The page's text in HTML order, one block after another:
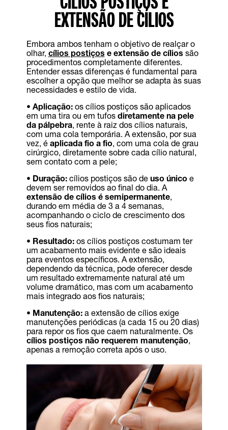
EXTENSÃO DE CÍLIOS
Embora ambos tenham o objetivo de realçar o
olhar, cílios postiços e extensão de cílios são
procedimentos completamente diferentes.
Entender essas diferenças é fundamental para
escolher a opção que melhor se adapta às suas
necessidades e estilo de vida.
• Aplicação:os cílios postiços são aplicados
em uma tira ou em tufos diretamente na pele
da pálpebra, rente à raiz dos cílios naturais,
com uma cola temporária. A extensão, por sua
vez, é aplicada fio a fio, com uma cola de grau
cirúrgico, diretamente sobre cada cílio natural,
sem contato com a pele;
• Duração:cílios postiços são de uso únicoe
devem ser removidos ao final do dia. A
extensão de cílios é semipermanente,
durando em média de 3 a 4 semanas,
acompanhando o ciclo de crescimento dos
seus fios naturais;
• Resultado:os cílios postiços costumam ter
um acabamento mais evidente e são ideais
para eventos específicos. A extensão,
dependendo da técnica, pode oferecer desde
um resultado extremamente natural até um
volume dramático, mas com um acabamento
mais integrado aos fios naturais;
• Manutenção:a extensão de cílios exige
manutenções periódicas (a cada 15 ou 20 dias)
para repor os fios que caem naturalmente. Os
cílios postiços não requerem manutenção,
apenas a remoção correta após o uso.